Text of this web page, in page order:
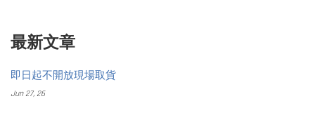
最新文章
即日起不開放現場取貨
Jun 27, 26